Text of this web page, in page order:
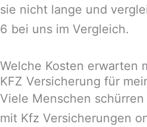
sie nicht lange und
6 bei uns im Vergleich.
Welche Kosten erwarten
KFZ Versicherung für
Viele Menschen
mit Kfz Versicherungen